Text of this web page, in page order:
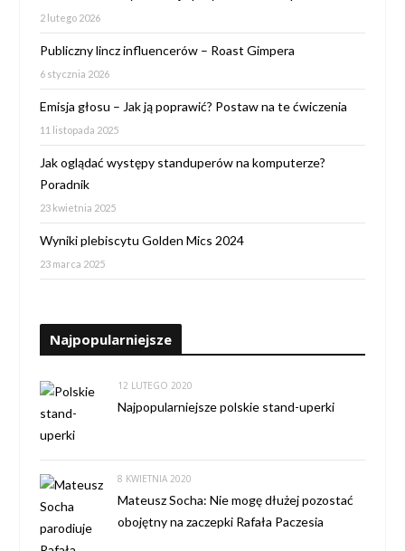
2 lutego 2026
Publiczny lincz influencerów – Roast Gimpera
6 stycznia 2026
Emisja głosu – Jak ją poprawić? Postaw na te ćwiczenia
11 listopada 2025
Jak oglądać występy standuperów na komputerze?
Poradnik
23 kwietnia 2025
Wyniki plebiscytu Golden Mics 2024
23 marca 2025
Najpopularniejsze
12 LUTEGO 2020
Najpopularniejsze polskie stand-uperki
8 KWIETNIA 2020
Mateusz Socha: Nie mogę dłużej pozostać
obojętny na zaczepki Rafała Paczesia